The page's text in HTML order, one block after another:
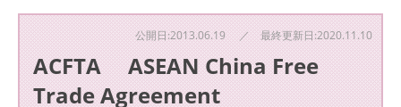
公開日:2013.06.19 ／ 最終更新日:2020.11.10
ACFTA ASEAN China Free
Trade Agreement